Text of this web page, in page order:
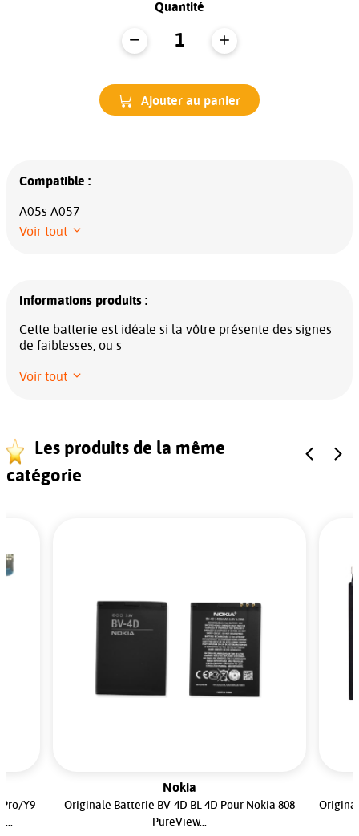
Quantité
Ajouter au panier
Compatible :
A05s A057
Voir tout
Informations produits :
Cette batterie est idéale si la vôtre présente des signes
de faiblesses, ou s
Voir tout
Les produits de la même
catégorie
Y9
Nokia
Originale Batterie BV-4D BL 4D Pour Nokia 808
PureView...